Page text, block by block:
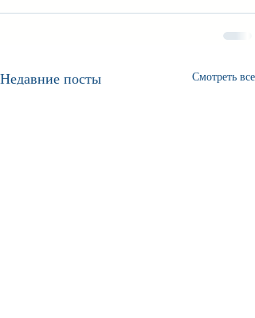
Недавние посты Смотреть все